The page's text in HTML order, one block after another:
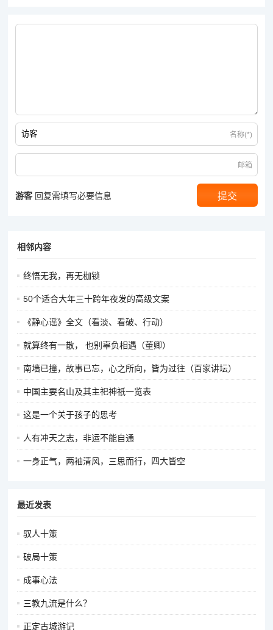
名称(*)
邮箱
游客 回复需填写必要信息
相邻内容
终悟无我，再无枷锁
50个适合大年三十跨年夜发的高级文案
《静心谣》全文（看淡、看破、行动）
就算终有一散， 也别辜负相遇（董卿）
南墙已撞，故事已忘，心之所向，皆为过往（百家讲坛）
中国主要名山及其主祀神祇一览表
这是一个关于孩子的思考
人有冲天之志，非运不能自通
一身正气，两袖清风，三思而行，四大皆空
最近发表
驭人十策
破局十策
成事心法
三教九流是什么？
正定古城游记